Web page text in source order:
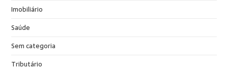
Imobiliário
Saúde
Sem categoria
Tributário